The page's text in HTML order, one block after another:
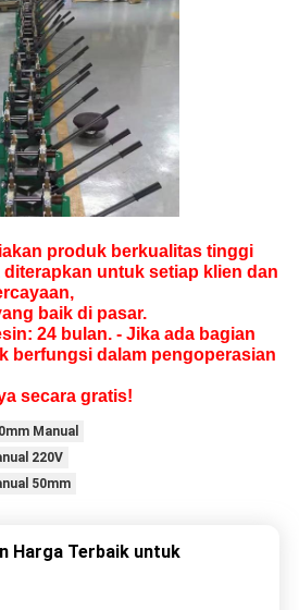
produk berkualitas tinggi
untuk setiap klien dan
baik di pasar.
24 bulan. - Jika ada bagian
berfungsi dalam pengoperasian
secara gratis!
Manual
220V
50mm
Harga Terbaik untuk